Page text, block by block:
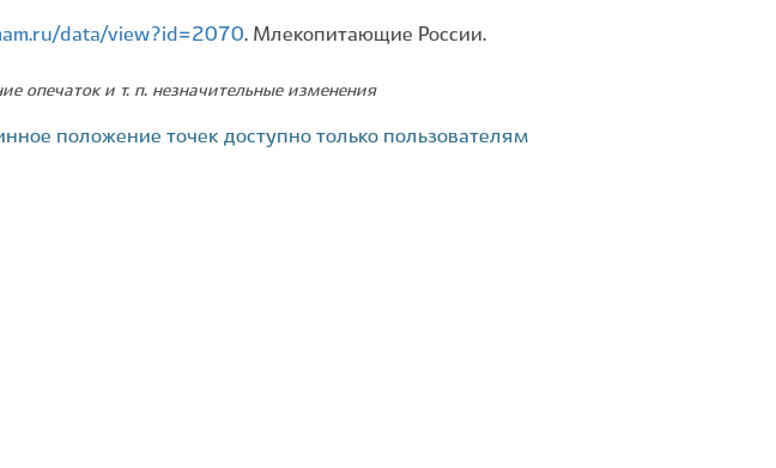
data/view?id=2070. Млекопитающие России.
опечаток и т. п. незначительные изменения
положение точек доступно только пользователям